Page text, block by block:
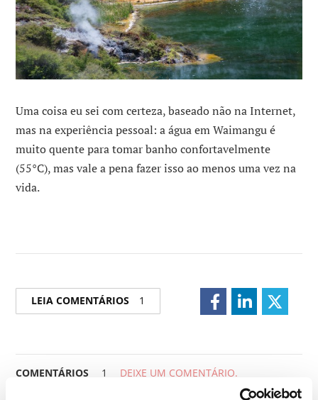
Uma coisa eu sei com certeza, baseado não na Internet,
mas na experiência pessoal: a água em Waimangu é
muito quente para tomar banho confortavelmente
(55°C), mas vale a pena fazer isso ao menos uma vez na
vida.
LEIA COMENTÁRIOS 1
COMENTÁRIOS 1 DEIXE UM COMENTÁRIO.